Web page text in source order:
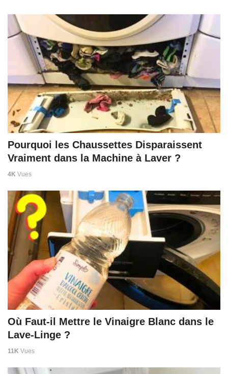
Pourquoi les Chaussettes Disparaissent
Vraiment dans la Machine à Laver ?
4K Vues
Où Faut-il Mettre le Vinaigre Blanc dans le
Lave-Linge ?
11K Vues